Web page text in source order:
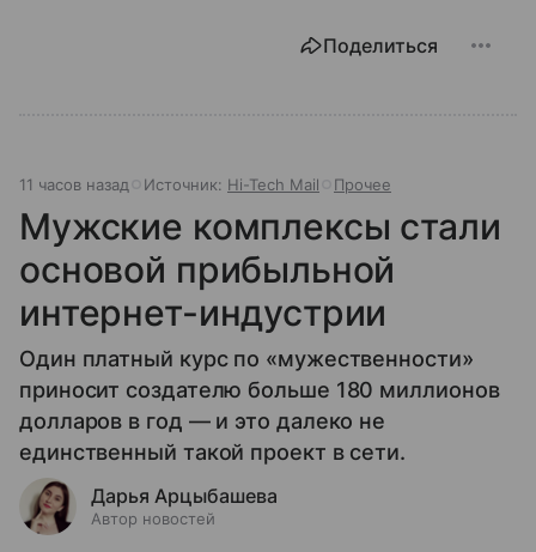
Поделиться
11 часов назад Источник: Hi-Tech Mail Прочее
Мужские комплексы стали
основой прибыльной
интернет-индустрии
Один платный курс по «мужественности»
приносит создателю больше 180 миллионов
долларов в год — и это далеко не
единственный такой проект в сети.
Дарья Арцыбашева
Автор новостей